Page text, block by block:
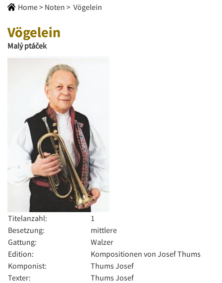
Home> Noten > Vögelein
Vögelein
Malý ptáček
Titelanzahl:
1
Besetzung:
mittlere
Gattung:
Walzer
Edition:
Kompositionen von Josef Thums
Komponist:
Thums Josef
Texter:
Thums Josef